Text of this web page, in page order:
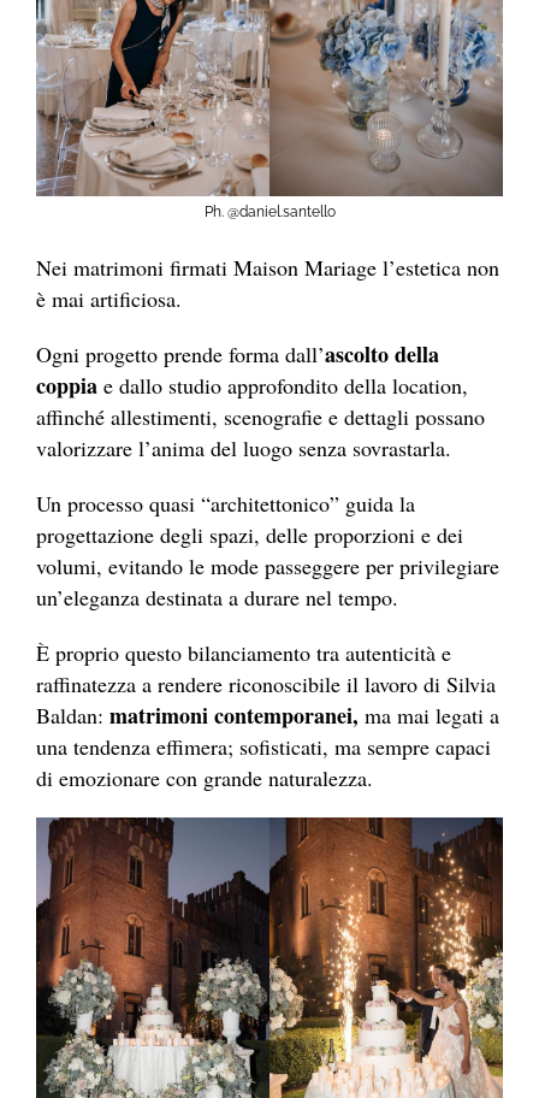
Ph. @daniel.santello
Nei matrimoni firmati Maison Mariage l’estetica non
è mai artificiosa.
Ogni progetto prende forma dall’ascolto della
coppia e dallo studio approfondito della location,
affinché allestimenti, scenografie e dettagli possano
valorizzare l’anima del luogo senza sovrastarla.
Un processo quasi “architettonico” guida la
progettazione degli spazi, delle proporzioni e dei
volumi, evitando le mode passeggere per privilegiare
un’eleganza destinata a durare nel tempo.
È proprio questo bilanciamento tra autenticità e
raffinatezza a rendere riconoscibile il lavoro di Silvia
Baldan: matrimoni contemporanei, ma mai legati a
una tendenza effimera; sofisticati, ma sempre capaci
di emozionare con grande naturalezza.